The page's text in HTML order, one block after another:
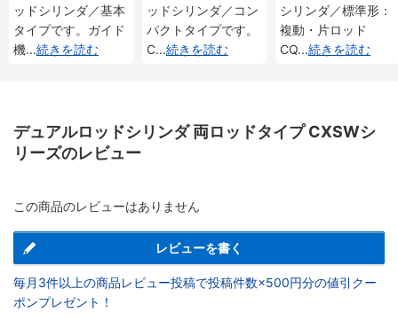
ッドシリンダ／基本
タイプです。ガイド
機...続きを読む
ッドシリンダ／コン
パクトタイプです。
C...続きを読む
シリンダ／標準形：
複動・片ロッド
CQ...続きを読む
デュアルロッドシリンダ 両ロッドタイプ CXSWシ
リーズのレビュー
この商品のレビューはありません
レビューを書く
毎月3件以上の商品レビュー投稿で投稿件数×500円分の値引クー
ポンプレゼント！